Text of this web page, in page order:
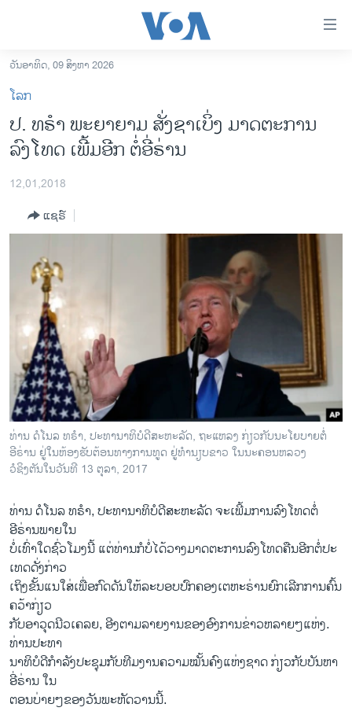
ເຂົ້າ
ຫາ
ຂ້າມ
ຂ້າມ
ຫາ
ອາເມຣິກາ
ຂ່າວ​ຈີນ
ໂລກ
ເອເຊຍ
ອິດສະຫຼະພາບດ້ານການຂ່າວ
ຊີວິດຊາວລາວ
ຊຸມຊົນຊາວລາວ
ວິທະຍາສາດ-ເທັກໂນໂລຈີ
ທຸລະກິດ
ພາສາອັງກິດ
ວີດີໂອ
ສຽງ
ລາຍການກະຈາຍສຽງ
ລາຍງານ
ຕິດຕາມພວກເຮົາ ທີ່
ພາສາຕ່າງໆ
ວັນອາທິດ, 09 ສິງຫາ 2026
ໂລກ
ປ. ທຣໍາ ພະຍາຍາມ ສັ່ງຊາເບິ່ງ ມາດຕະການ
ລົງໂທດ ເພີ້ມອີກ ຕໍ່ອີ່ຣ່ານ
12,01,2018
ແຊຣ໌
ທ່ານ ດໍ​ໂນ​ລ ທຣໍາ, ປະທານາທິບໍດີ​ສະຫະລັດ, ຖະແຫລງ ກ່ຽວກັບນະໂຍບາຍຕໍ່
ອີຣ່ານ ຢູ່ໃນຫ້ອງຮັບຕ້ອນທາງການທູດ ຢູ່ທໍານຽບຂາວ ໃນນະຄອນຫລວງ
ວໍຊິງຕັນໃນວັນທີ 13 ຕຸລາ, 2017
ທ່ານ ດໍ​ໂນ​ລ ທຣໍາ, ປະທານາທິບໍດີ​ສະຫະລັດ ຈະ​ເພີ້ມການ​ລົງ​ໂທດ​ຕໍ່
ອີຣ່ານພາຍ​ໃນ​
ບໍ່​ເທົ່າ​ໃດ​ຊົ່ວ​ໂມງ​ນີ້ ແຕ່​ທ່ານກໍ​ບໍ່​ໄດ້​ວາງ​ມາດ​ຕະການ​ລົງ​ໂທດ​ຄືນ​ອີກ​ຕໍ່ປະ​
ເທດ​ດັ່ງກ່າວ
​ເຖິງ​ຂັ້ນ​ແນ​ໃສ່ເພື່ອກົດດັນ​ໃຫ້ລະບອບ​ປົກຄອງເຕຫະຣ່ານຍົກເລີກ​ການຄົ້ນ
ຄວ້າ​ກ່ຽວ
ກັບ​ອາວຸດ​ນີວ​ເຄລຍ, ອີງ​ຕາມ​ລາຍ​ງານ​ຂອງ​ອົງການ​ຂ່າວ​ຫລາຍໆ​ແຫ່ງ.
ທ່ານປະທາ
ນາທິບໍດີ​ກໍາລັງ​ປະຊຸມ​ກັບ​ທີ​ມງານຄວາມໝັ້ນຄົງ​ແຫ່ງ​ຊາດ​ ​ກ່ຽວກັບ​ບັນຫາ​
ອີ່ຣ່ານ ​ໃນ
​ຕອນ​ບ່າຍໆຂອງ​ວັນ​ພະຫັດ​ວານ​ນີ້.